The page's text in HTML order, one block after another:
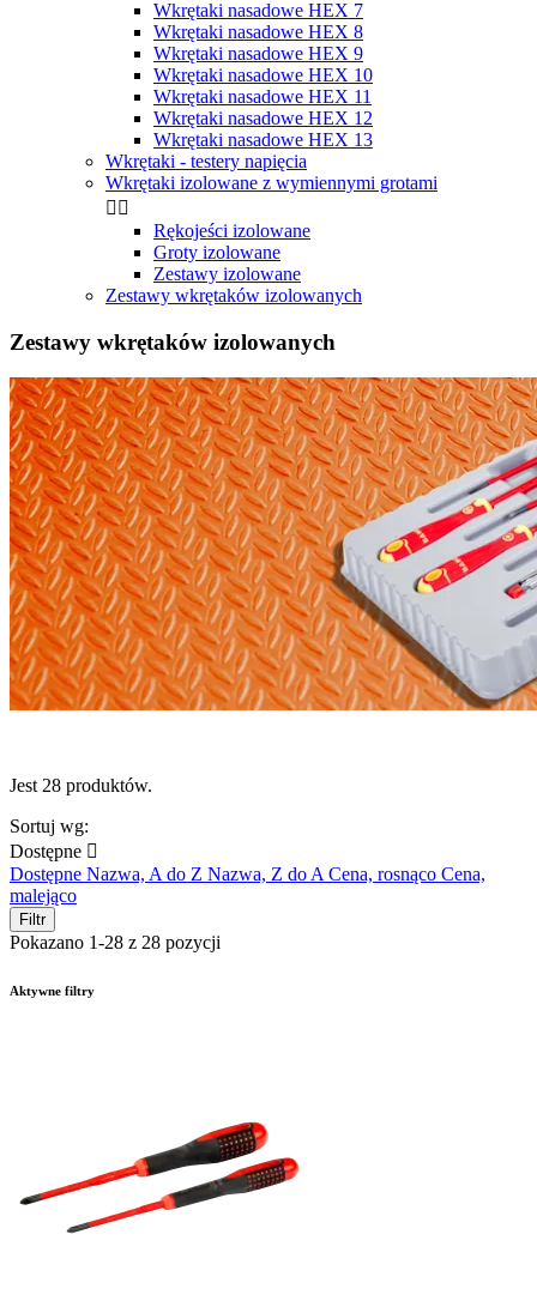
Wkrętaki nasadowe HEX 7
Wkrętaki nasadowe HEX 8
Wkrętaki nasadowe HEX 9
Wkrętaki nasadowe HEX 10
Wkrętaki nasadowe HEX 11
Wkrętaki nasadowe HEX 12
Wkrętaki nasadowe HEX 13
Wkrętaki - testery napięcia
Wkrętaki izolowane z wymiennymi grotami
 
Rękojeści izolowane
Groty izolowane
Zestawy izolowane
Zestawy wkrętaków izolowanych
Zestawy wkrętaków izolowanych
Jest 28 produktów.
Sortuj wg:
Dostępne 
Dostępne Nazwa, A do Z Nazwa, Z do ACena, rosnąco Cena,
malejąco
Filtr
Pokazano 1-28 z 28 pozycji
Aktywne filtry